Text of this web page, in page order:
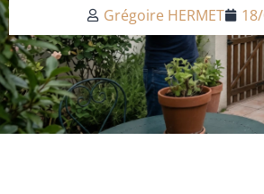
Grégoire HERMET